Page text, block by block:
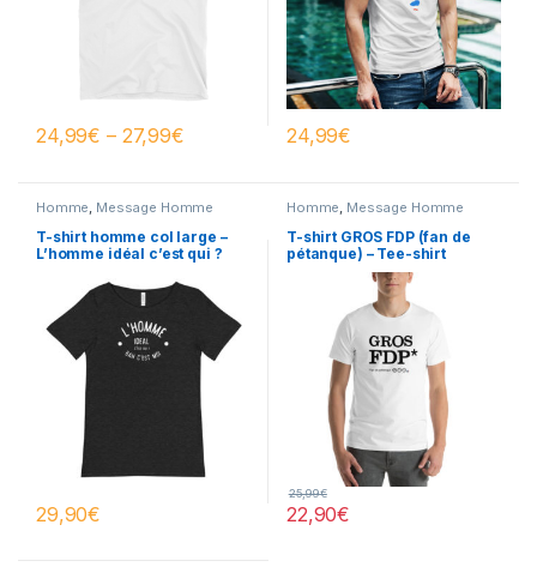
24,99€ – 27,99€ 24,99€
Homme, Message Homme
T-shirt homme col large –
L’homme idéal c’est qui ?
29,90€
Homme, Message Homme
T-shirt GROS FDP (fan de
pétanque) – Tee-shirt
22,90€
25,99€